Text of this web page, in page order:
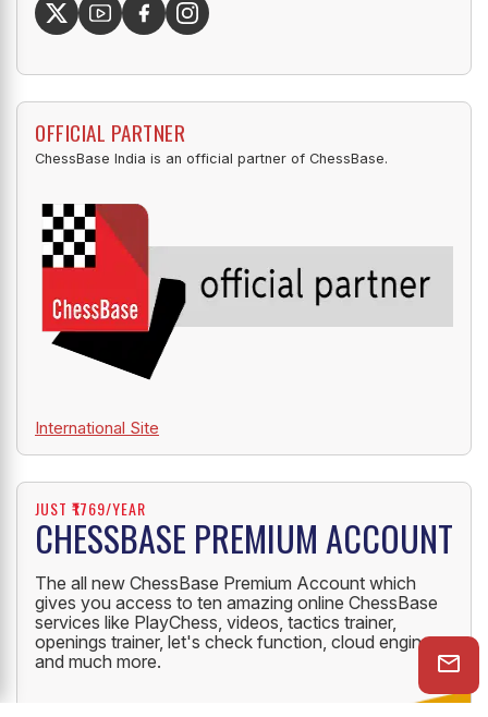
OFFICIAL PARTNER
ChessBase India is an official partner of ChessBase.
International Site
JUST ₹1769/YEAR
CHESSBASE PREMIUM ACCOUNT
The all new ChessBase Premium Account which
gives you access to ten amazing online ChessBase
services like PlayChess, videos, tactics trainer,
openings trainer, let's check function, cloud engine
and much more.